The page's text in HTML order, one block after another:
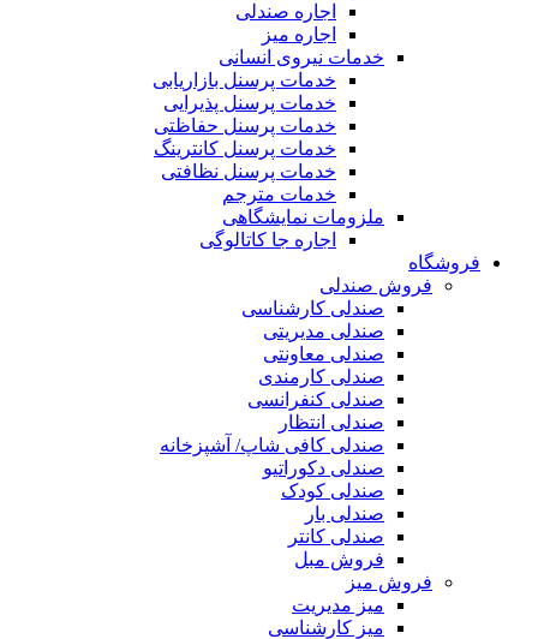
اجاره صندلی
اجاره میز
خدمات نیروی انسانی
خدمات پرسنل بازاریابی
خدمات پرسنل پذیرایی
خدمات پرسنل حفاظتی
خدمات پرسنل کانترینگ
خدمات پرسنل نظافتی
خدمات مترجم
ملزومات نمایشگاهی
اجاره جا کاتالوگی
فروشگاه
فروش صندلی
صندلی کارشناسی
صندلی مدیریتی
صندلی معاونتی
صندلی کارمندی
صندلی کنفرانسی
صندلی انتظار
صندلی کافی شاپ/ آشپزخانه
صندلی دکوراتیو
صندلی کودک
صندلی بار
صندلی کانتر
فروش مبل
فروش میز
میز مدیریت
میز کارشناسی